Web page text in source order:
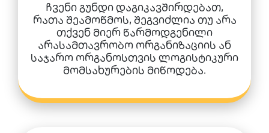
ჩვენი გუნდი დაგიკავშირდებათ,
რათა შეამოწმოს, შეგვიძლია თუ არა
თქვენ მიერ წარმოდგენილი
არასამთავრობო ორგანიზაციის ან
საჯარო ორგანოსთვის ლოგისტიკური
მომსახურების მიწოდება.